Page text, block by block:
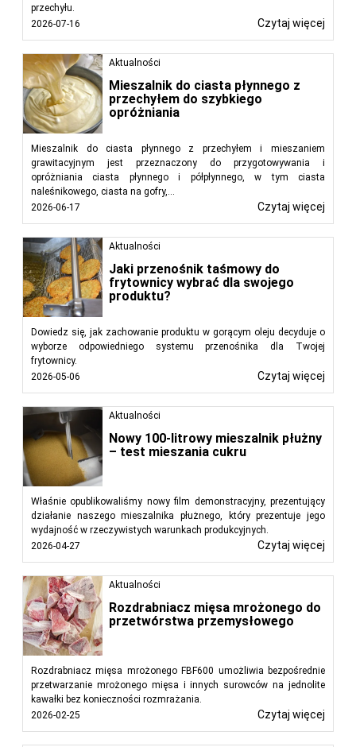
przechyłu.
2026-07-16
Czytaj więcej
Aktualności
Mieszalnik do ciasta płynnego z
przechyłem do szybkiego
opróżniania
Mieszalnik do ciasta płynnego z przechyłem i mieszaniem
grawitacyjnym jest przeznaczony do przygotowywania i
opróżniania ciasta płynnego i półpłynnego, w tym ciasta
naleśnikowego, ciasta na gofry,...
2026-06-17
Czytaj więcej
Aktualności
Jaki przenośnik taśmowy do
frytownicy wybrać dla swojego
produktu?
Dowiedz się, jak zachowanie produktu w gorącym oleju decyduje o
wyborze odpowiedniego systemu przenośnika dla Twojej
frytownicy.
2026-05-06
Czytaj więcej
Aktualności
Nowy 100-litrowy mieszalnik płużny
– test mieszania cukru
Właśnie opublikowaliśmy nowy film demonstracyjny, prezentujący
działanie naszego mieszalnika płużnego, który prezentuje jego
wydajność w rzeczywistych warunkach produkcyjnych.
2026-04-27
Czytaj więcej
Aktualności
Rozdrabniacz mięsa mrożonego do
przetwórstwa przemysłowego
Rozdrabniacz mięsa mrożonego FBF600 umożliwia bezpośrednie
przetwarzanie mrożonego mięsa i innych surowców na jednolite
kawałki bez konieczności rozmrażania.
2026-02-25
Czytaj więcej